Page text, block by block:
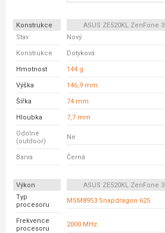
Konstrukce ASUS ZE520KL ZenFone 3
Stav
Nový
Konstrukce Dotyková
Hmotnost 144 g
Výška 146,9 mm
Šířka 74 mm
Hloubka 7,7 mm
Odolné
(outdoor)
Ne
Barva Černá
Výkon ASUS ZE520KL ZenFone 3
Typ
procesoru
MSM8953 Snapdragon 625
Frekvence
procesoru
2000 MHz